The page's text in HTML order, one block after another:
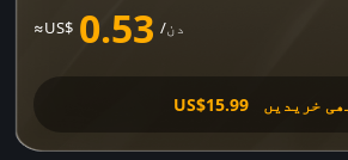
≈US$ 0.53 /دن
US$15.99 خریدیں